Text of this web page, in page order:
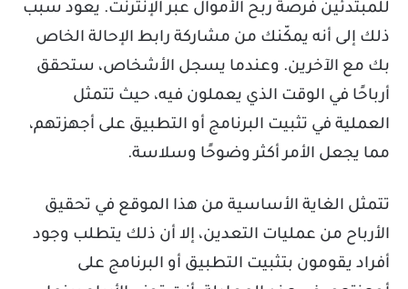
للمبتدئين فرصة ربح الأموال عبر الإنترنت. يعود سبب
ذلك إلى أنه يمكّنك من مشاركة رابط الإحالة الخاص
بك مع الآخرين. وعندما يسجل الأشخاص، ستحقق
أرباحًا في الوقت الذي يعملون فيه، حيث تتمثل
العملية في تثبيت البرنامج أو التطبيق على أجهزتهم،
مما يجعل الأمر أكثر وضوحًا وسلاسة.
تتمثل الغاية الأساسية من هذا الموقع في تحقيق
الأرباح من عمليات التعدين، إلا أن ذلك يتطلب وجود
أفراد يقومون بتثبيت التطبيق أو البرنامج على